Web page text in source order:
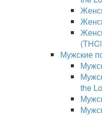
Мужские
the